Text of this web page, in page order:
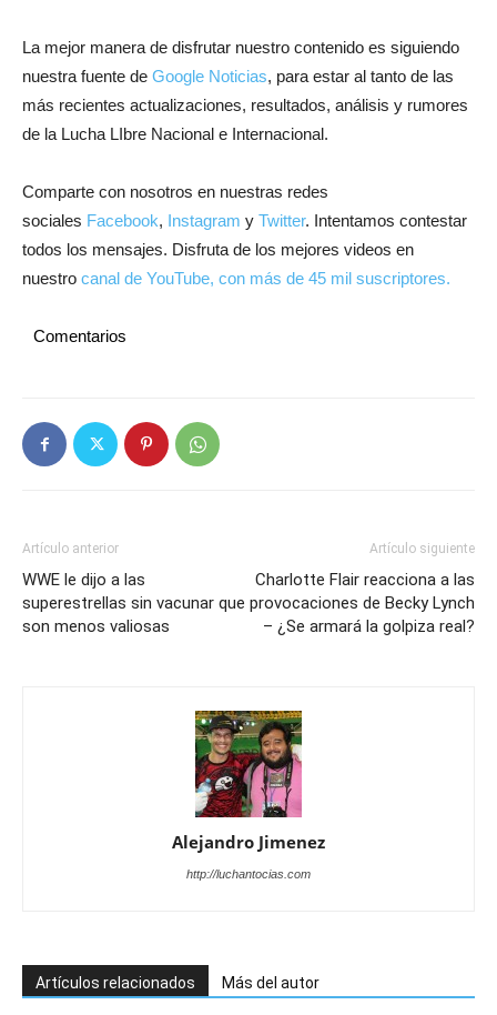
La mejor manera de disfrutar nuestro contenido es siguiendo
nuestra fuente de Google Noticias, para estar al tanto de las
más recientes actualizaciones, resultados, análisis y rumores
de la Lucha LIbre Nacional e Internacional.
Comparte con nosotros en nuestras redes
sociales Facebook, Instagram y Twitter. Intentamos contestar
todos los mensajes. Disfruta de los mejores videos en
nuestro canal de YouTube, con más de 45 mil suscriptores.
Comentarios
Artículo anterior
WWE le dijo a las
superestrellas sin vacunar que
son menos valiosas
Artículo siguiente
Charlotte Flair reacciona a las
provocaciones de Becky Lynch
– ¿Se armará la golpiza real?
Alejandro Jimenez
http://luchantocias.com
Artículos relacionados Más del autor